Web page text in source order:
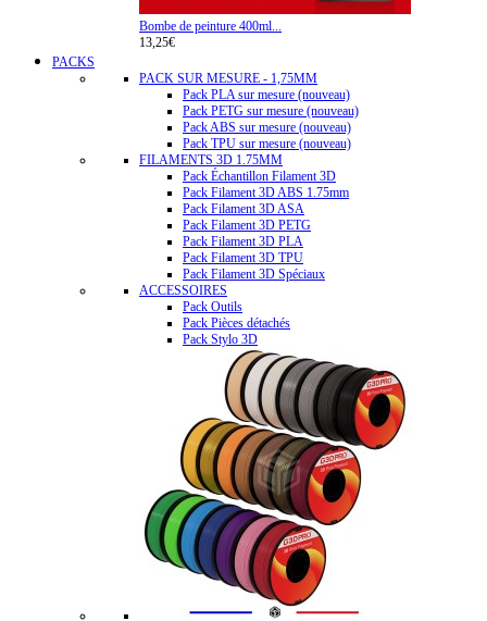
Bombe de peinture 400ml...
13,25€
PACKS
PACK SUR MESURE - 1,75MM
Pack PLA sur mesure (nouveau)
Pack PETG sur mesure (nouveau)
Pack ABS sur mesure (nouveau)
Pack TPU sur mesure (nouveau)
FILAMENTS 3D 1.75MM
Pack Échantillon Filament 3D
Pack Filament 3D ABS 1.75mm
Pack Filament 3D ASA
Pack Filament 3D PETG
Pack Filament 3D PLA
Pack Filament 3D TPU
Pack Filament 3D Spéciaux
ACCESSOIRES
Pack Outils
Pack Pièces détachés
Pack Stylo 3D